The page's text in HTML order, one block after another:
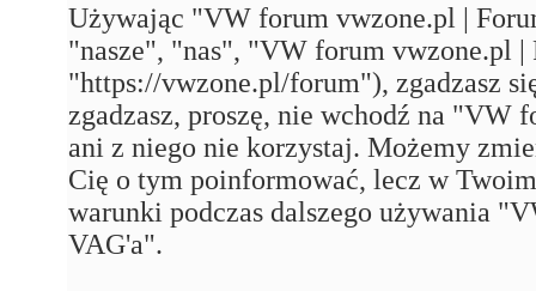
Używając "VW forum vwzone.pl |
"nasze", "nas", "VW forum vwzone.pl
"https://vwzone.pl/forum"), zgadzasz
zgadzasz, proszę, nie wchodź na
ani z niego nie korzystaj. Możemy
Cię o tym poinformować, lecz w
warunki podczas dalszego używania
VAG'a".